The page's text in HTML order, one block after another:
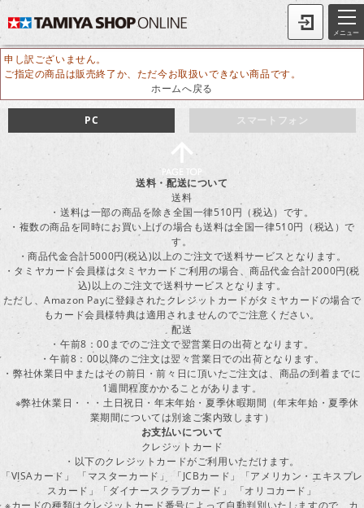
メニュー
申し訳ございません。
ご指定の商品は販売終了か、ただ今お取扱いできない商品です。
ホームへ戻る
スマートフォン
PC
送料・配送について
送料
・送料は一部の商品を除き全国一律510円（税込）です。
・複数の商品を同時にお買い上げの場合も送料は全国一律510円（税込）で
す。
・商品代金合計5000円(税込)以上のご注文で送料サービスとなります。
・タミヤカード会員様はタミヤカードご利用の場合、商品代金合計2000円(税
込)以上のご注文で送料サービスとなります。
ただし、Amazon Payに登録されたクレジットカードがタミヤカードの場合で
もカード会員様特典は適用されませんのでご注意ください。
配送
・午前8：00までのご注文で翌営業日の出荷となります。
・午前8：00以降のご注文は翌々営業日での出荷となります。
・弊社休業日中またはその前日・前々日に頂いたご注文は、商品の到着までに
1週間程度かかることがあります。
※弊社休業日・・・土日祝日・年末年始・夏季休暇期間（年末年始・夏季休
業期間については別途ご案内致します）
お支払いについて
クレジットカード
・以下のクレジットカードがご利用いただけます。
「VISAカード」 「マスターカード」 「JCBカード」「アメリカン・エキスプレ
スカード」「ダイナースクラブカード」 「オリコカード」
※カードの種類はクレジットカード番号によって自動判別いたしますので、カ